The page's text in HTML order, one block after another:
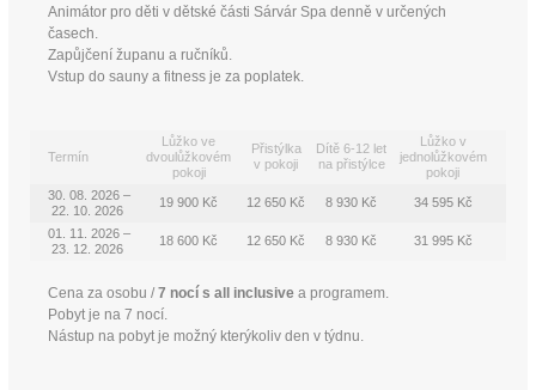
Animátor pro děti v dětské části Sárvár Spa denně v určených
časech.
Zapůjčení županu a ručníků.
Vstup do sauny a fitness je za poplatek.
Termín
Lůžko ve
dvoulůžkovém
pokoji
Přistýlka
v pokoji
Dítě 6-12 let
na přistýlce
Lůžko v
jednolůžkovém
pokoji
30. 08. 2026 –
22. 10. 2026
19 900 Kč 12 650 Kč 8 930 Kč 34 595 Kč
01. 11. 2026 –
23. 12. 2026
18 600 Kč 12 650 Kč 8 930 Kč 31 995 Kč
Cena za osobu / 7 nocí s all inclusive a programem.
Pobyt je na 7 nocí.
Nástup na pobyt je možný kterýkoliv den v týdnu.